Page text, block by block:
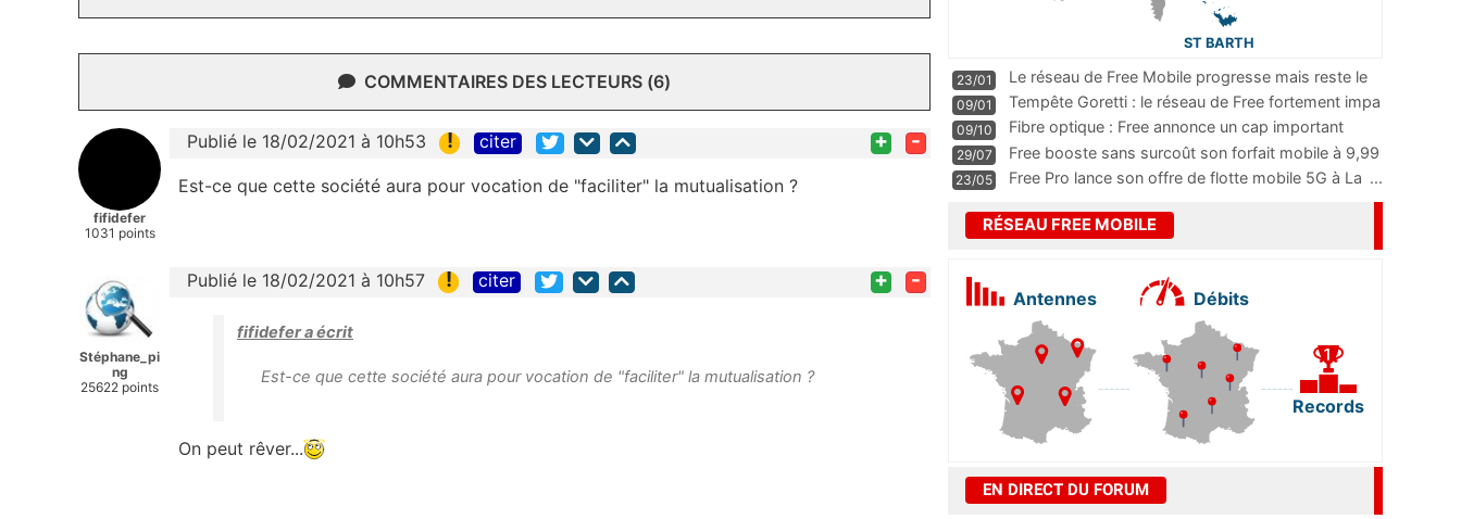
COMMENTAIRES DES LECTEURS (6)
fifidefer
1031 points
Publié le 18/02/2021 à 10h53 ! citer + -
Est-ce que cette société aura pour vocation de "faciliter" la mutualisation ?
Stéphane_pi
ng
25622 points
Publié le 18/02/2021 à 10h57 ! citer + -
fifidefer a écrit
Est-ce que cette société aura pour vocation de "faciliter" la mutualisation ?
On peut rêver...
ST BARTH
23/01
Le réseau de Free Mobile progresse mais reste le
m
...
09/01
Tempête Goretti : le réseau de Free fortement impa
09/10
Fibre optique : Free annonce un cap important
pass
...
29/07
Free booste sans surcoût son forfait mobile à 9,99
23/05 Free Pro lance son offre de flotte mobile 5G à La ...
RÉSEAU FREE MOBILE
Antennes Débits
Records
EN DIRECT DU FORUM